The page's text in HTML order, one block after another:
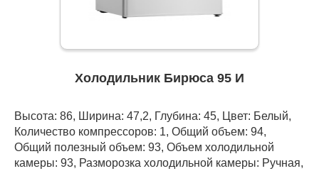
Холодильник Бирюса 95 И
Высота: 86, Ширина: 47,2, Глубина: 45, Цвет: Белый,
Количество компрессоров: 1, Общий объем: 94,
Общий полезный объем: 93, Объем холодильной
камеры: 93, Разморозка холодильной камеры: Ручная,